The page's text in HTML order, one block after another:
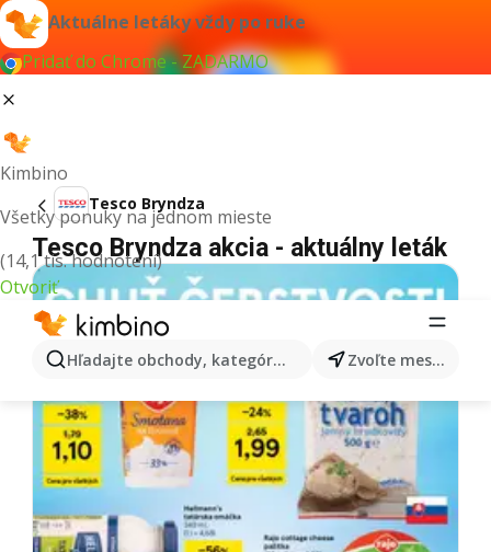
Aktuálne letáky vždy po ruke
Pridať do Chrome - ZADARMO
Kimbino
Všetky ponuky na jednom mieste
(14,1 tis. hodnotení)
Otvoriť
Hľadajte obchody, kategórie, produkty... Zvoľte mesto
Tesco Bryndza
Tesco Bryndza akcia - aktuálny leták